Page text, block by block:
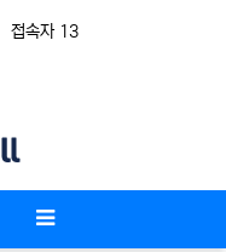
접속자 13